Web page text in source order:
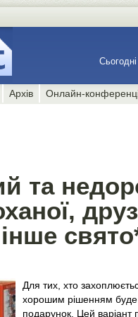
Архів Онлайн-
та
Для тих, хто
хорошим рішенням буде
подарунок. Цей варіант